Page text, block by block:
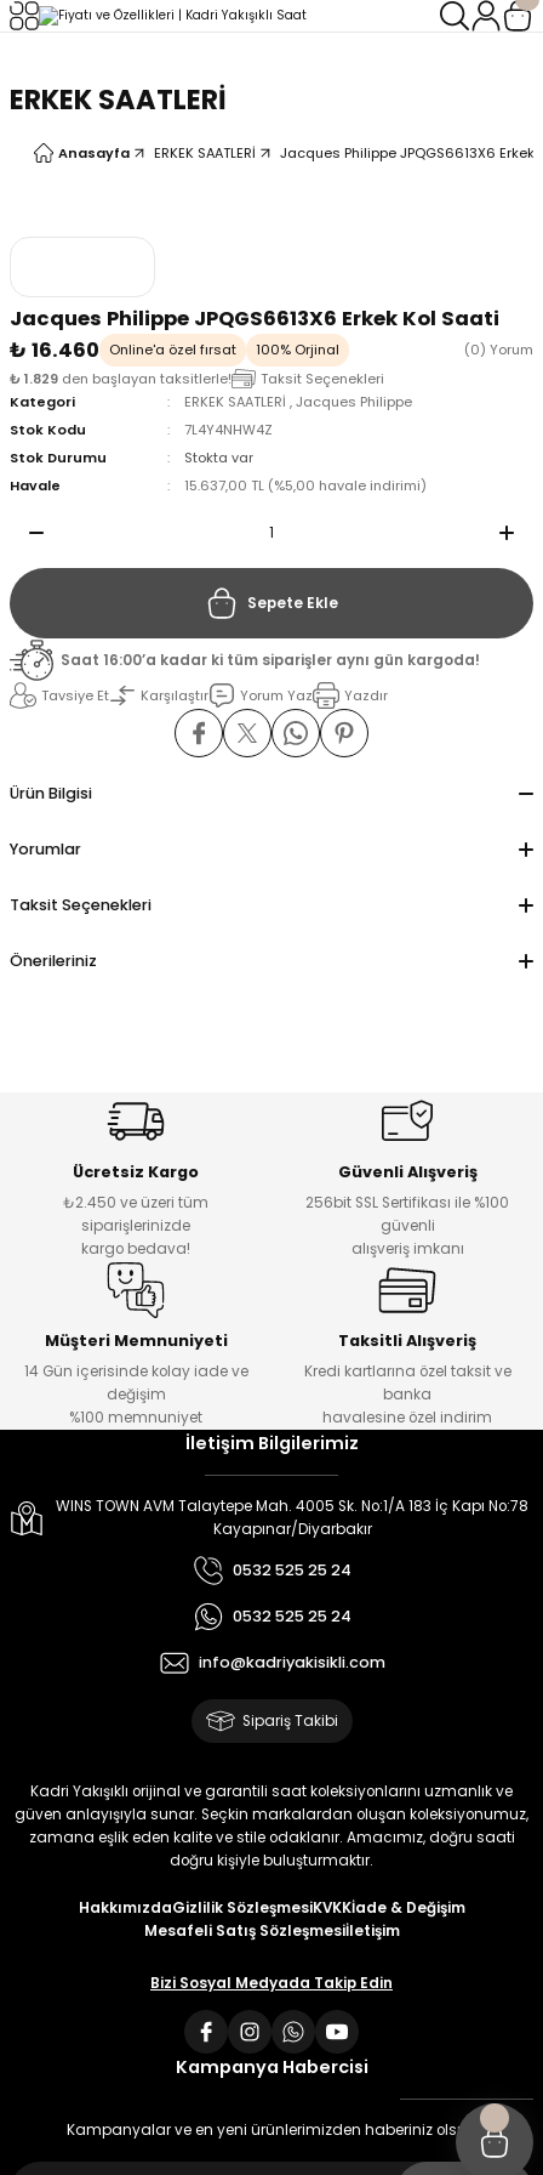
ERKEK SAATLERİ
Anasayfa ERKEK SAATLERİ Jacques Philippe JPQGS6613X6 Erkek
Jacques Philippe JPQGS6613X6 Erkek Kol Saati
₺ 16.460
Online'a özel fırsat 100% Orjinal
(0) Yorum
₺ 1.829 den başlayan taksitlerle!
Taksit Seçenekleri
Kategori
ERKEK SAATLERİ ,Jacques Philippe
Stok Kodu
7L4Y4NHW4Z
Stok Durumu
Stokta var
Havale
15.637,00 TL (%5,00 havale indirimi)
Sepete Ekle
Saat 16:00’a kadar ki tüm siparişler aynı gün kargoda!
Tavsiye Et
Karşılaştır Yorum Yaz Yazdır
Ürün Bilgisi
Yorumlar
Taksit Seçenekleri
Önerileriniz
Ücretsiz Kargo
₺2.450 ve üzeri tüm
siparişlerinizde
kargo bedava!
Güvenli Alışveriş
256bit SSL Sertifikası ile %100
güvenli
alışveriş imkanı
Müşteri Memnuniyeti
14 Gün içerisinde kolay iade ve
değişim
%100 memnuniyet
Taksitli Alışveriş
Kredi kartlarına özel taksit ve
banka
havalesine özel indirim
İletişim Bilgilerimiz
WINS TOWN AVM Talaytepe Mah. 4005 Sk. No:1/A 183 İç Kapı No:78
Kayapınar/Diyarbakır
0532 525 25 24
0532 525 25 24
info@kadriyakisikli.com
Sipariş Takibi
Kadri Yakışıklı orijinal ve garantili saat koleksiyonlarını uzmanlık ve
güven anlayışıyla sunar. Seçkin markalardan oluşan koleksiyonumuz,
zamana eşlik eden kalite ve stile odaklanır. Amacımız, doğru saati
doğru kişiyle buluşturmaktır.
HakkımızdaGizlilik SözleşmesiKVKKİade & Değişim
Mesafeli Satış Sözleşmesiİletişim
Bizi Sosyal Medyada Takip Edin
Kampanya Habercisi
Kampanyalar ve en yeni ürünlerimizden haberiniz olsun
Geri Dön
Geri Dön